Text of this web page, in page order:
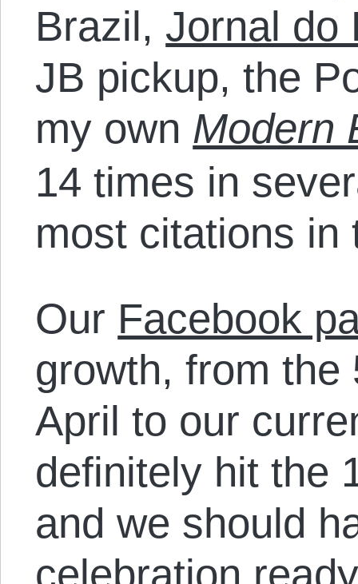
Brazil, Jornal do
JB pickup, the
my own Modern
14 times in
most citations in
Our Facebook
growth, from the
April to our
definitely hit the
and we should
celebration